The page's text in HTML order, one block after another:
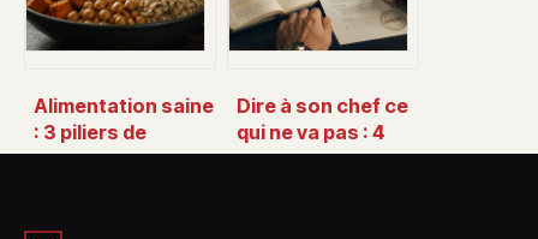
Alimentation saine
: 3 piliers de
densité
Dire à son chef ce
qui ne va pas : 4
étapes pour être